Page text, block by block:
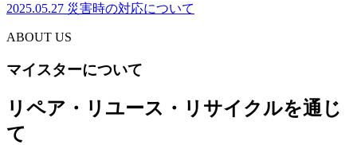
2025.05.27 災害時の対応について
ABOUT US
マイスターについて
リペア・リユース・リサイクルを通じ
て